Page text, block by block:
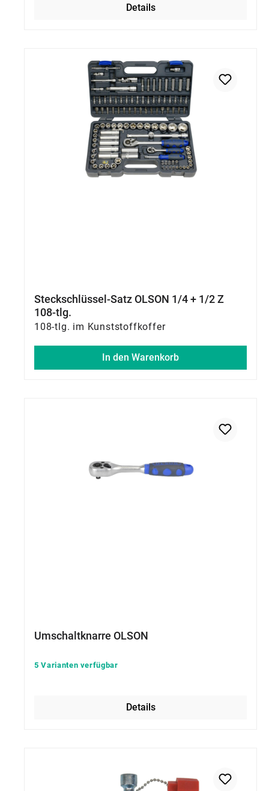
Details
Steckschlüssel-Satz OLSON 1/4 + 1/2 Z
108-tlg.
108-tlg. im Kunststoffkoffer
In den Warenkorb
Umschaltknarre OLSON
5 Varianten verfügbar
Details